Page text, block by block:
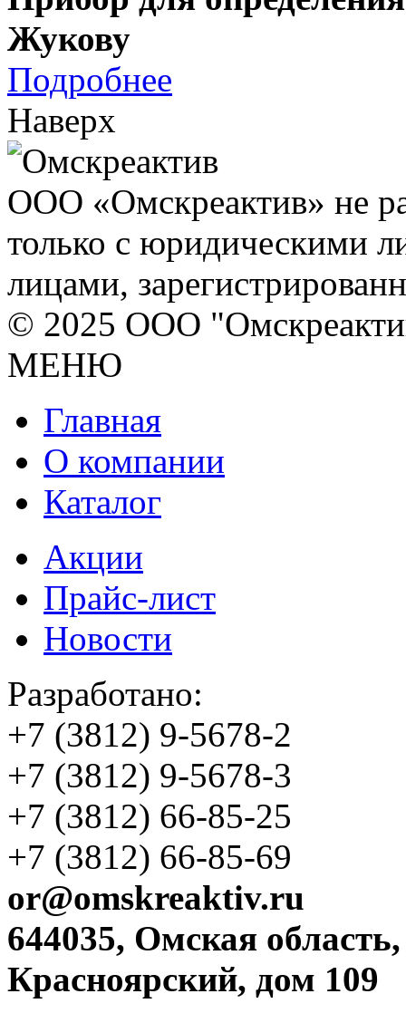
Жукову
Подробнее
Наверх
ООО «Омскреактив» не
только с юридическими
лицами,
© 2025 ООО
МЕНЮ
Главная
О компании
Каталог
Акции
Прайс-лист
Новости
Разработано:
+7 (3812) 9-5678-2
+7 (3812) 9-5678-3
+7 (3812) 66-85-25
+7 (3812) 66-85-69
or@omskreaktiv.ru
644035, Омская
Красноярский, дом 109